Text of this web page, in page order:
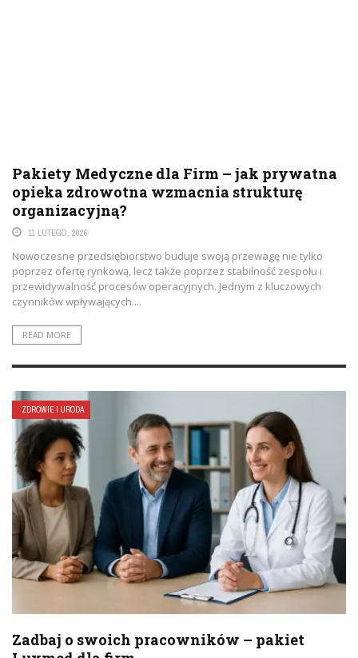
Pakiety Medyczne dla Firm – jak prywatna
opieka zdrowotna wzmacnia strukturę
organizacyjną?
11 LUTEGO, 2026
Nowoczesne przedsiębiorstwo buduje swoją przewagę nie tylko
poprzez ofertę rynkową, lecz także poprzez stabilność zespołu i
przewidywalność procesów operacyjnych. Jednym z kluczowych
czynników wpływających ...
READ MORE
ZDROWIE I URODA
Zadbaj o swoich pracowników – pakiet